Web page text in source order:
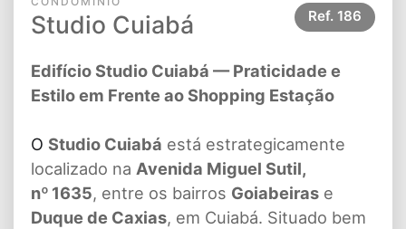
Studio Cuiabá Ref. 186
Edifício Studio Cuiabá — Praticidade e
Estilo em Frente ao Shopping Estação
O Studio Cuiabá está estrategicamente
localizado na Avenida Miguel Sutil,
nº 1635, entre os bairros Goiabeiras e
Duque de Caxias, em Cuiabá. Situado bem